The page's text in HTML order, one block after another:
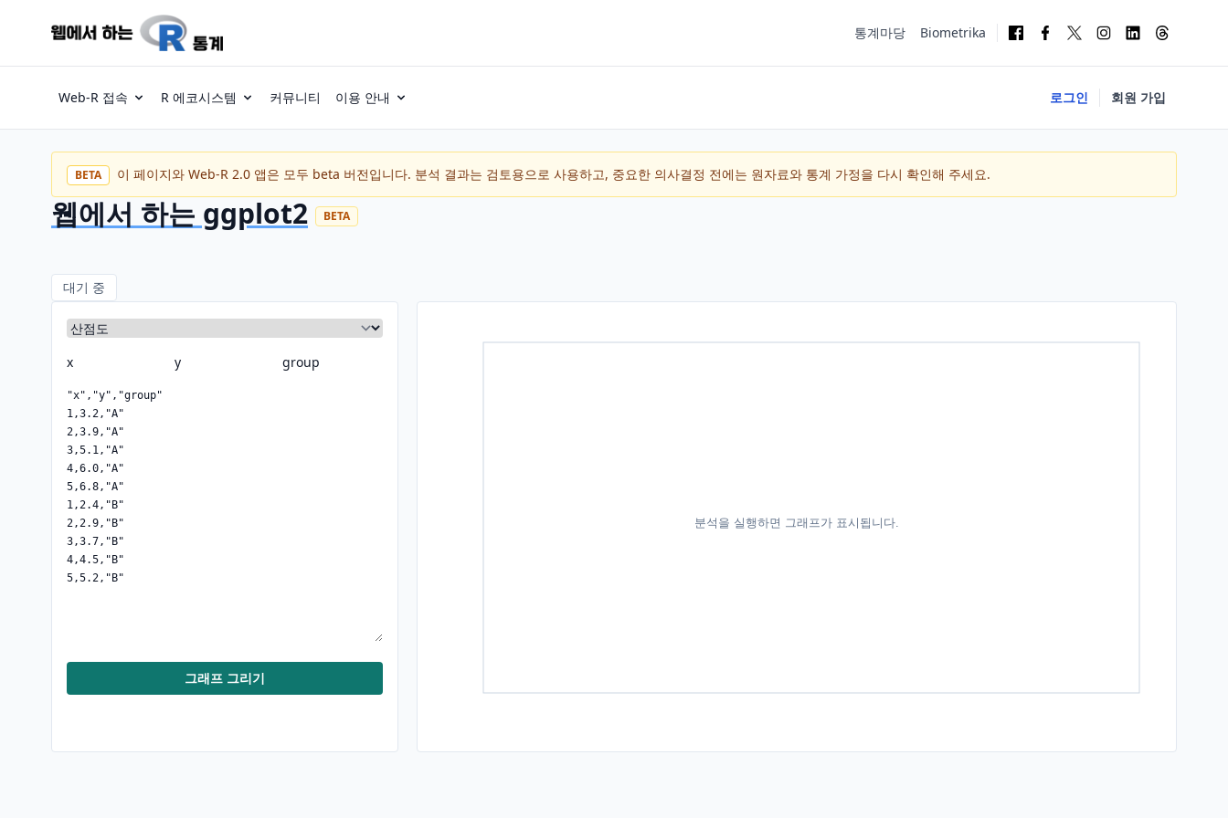
통계마당 Biometrika
Web-R 접속 R 에코시스템 커뮤니티 이용 안내 로그인 회원 가입
BETA 이 페이지와 Web-R 2.0 앱은 모두 beta 버전입니다. 분석 결과는 검토용으로 사용하고, 중요한 의사결정 전에는 원자료와 통계 가정을 다시 확인해 주세요.
웹에서 하는 ggplot2 BETA
대기 중
그래프 그리기